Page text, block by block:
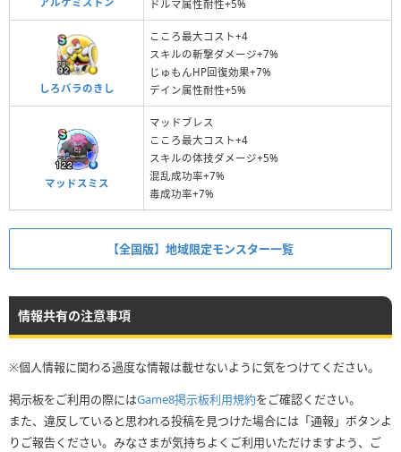
ドルマ属性耐性+5%
しろバラのきし
こころ最大コスト+4
スキルの斬撃ダメージ+7%
じゅもんHP回復効果+7%
デイン属性耐性+5%
マッドスミス
マッドブレス
こころ最大コスト+4
スキルの体技ダメージ+5%
混乱成功率+7%
毒成功率+7%
【全国版】地域限定モンスター一覧
情報共有の注意事項
※個人情報に関わる過度な情報は載せないように気をつけてください。
掲示板をご利用の際にはGame8掲示板利用規約をご確認ください。
また、違反していると思われる投稿を見つけた場合には「通報」ボタンよ
りご報告ください。みなさまが気持ちよくご利用いただけますよう、ご